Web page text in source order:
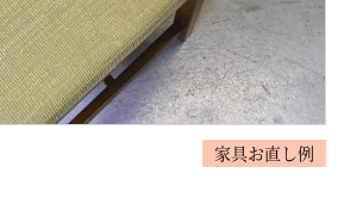
家具お直し例